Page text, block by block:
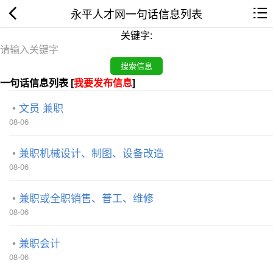
永平人才网一句话信息列表
关键字:
一句话信息列表 [我要发布信息]
文员 兼职
08-06
兼职机械设计、制图、设备改造
08-06
兼职或全职销售、普工、维修
08-06
兼职会计
08-06